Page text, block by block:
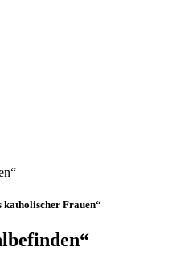
katholischer Frauen“